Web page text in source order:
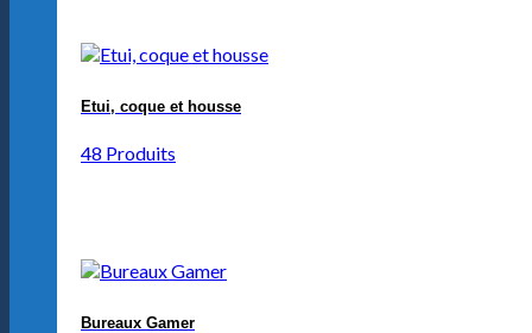
Etui, coque et housse
48 Produits
Bureaux Gamer